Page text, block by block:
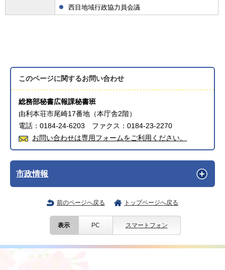
西目地域行政協力員会議
このページに関するお問い合わせ
総務部秘書広報課秘書班
由利本荘市尾崎17番地（本庁舎2階）
電話：0184-24-6203 ファクス：0184-23-2270
お問い合わせは専用フォームをご利用ください。
市政情報
前のページへ戻る トップページへ戻る
表示 PC スマートフォン